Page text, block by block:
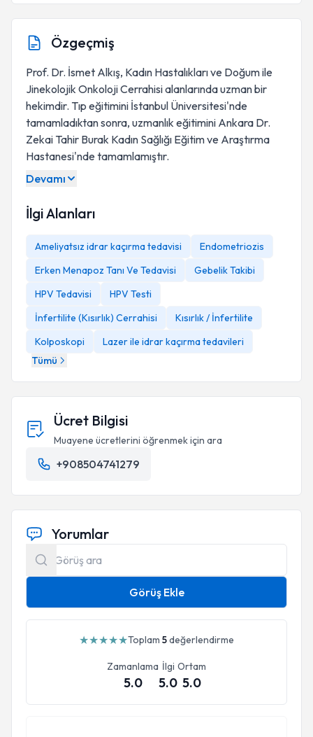
Özgeçmiş
Prof. Dr. İsmet Alkış, Kadın Hastalıkları ve Doğum ile
Jinekolojik Onkoloji Cerrahisi alanlarında uzman bir
hekimdir. Tıp eğitimini İstanbul Üniversitesi'nde
tamamladıktan sonra, uzmanlık eğitimini Ankara Dr.
Zekai Tahir Burak Kadın Sağlığı Eğitim ve Araştırma
Hastanesi'nde tamamlamıştır.
Devamı
İlgi Alanları
Ameliyatsız idrar kaçırma tedavisi
Endometriozis
Erken Menapoz Tanı Ve Tedavisi
Gebelik Takibi
HPV Tedavisi
HPV Testi
İnfertilite (Kısırlık) Cerrahisi
Kısırlık / İnfertilite
Kolposkopi
Lazer ile idrar kaçırma tedavileri
Tümü
Ücret Bilgisi
Muayene ücretlerini öğrenmek için ara
+908504741279
Yorumlar
Görüş Ekle
★★★★★Toplam 5değerlendirme
Zamanlama
5.0
İlgi
5.0
Ortam
5.0